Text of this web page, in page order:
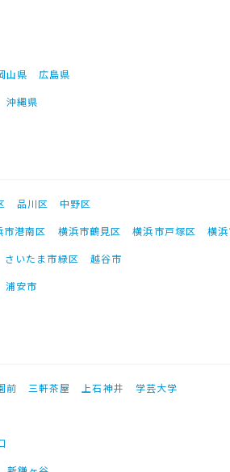
山県
広島県
沖縄県
品川区
中野区
市港南区 横浜市鶴見区 横浜市戸塚区
横
さいたま市緑区
越谷市
浦安市
前 三軒茶屋 上石神井
学芸大学